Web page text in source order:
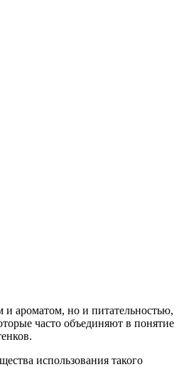
ароматом, но и питательностью,
часто объединяют в понятие
использования такого